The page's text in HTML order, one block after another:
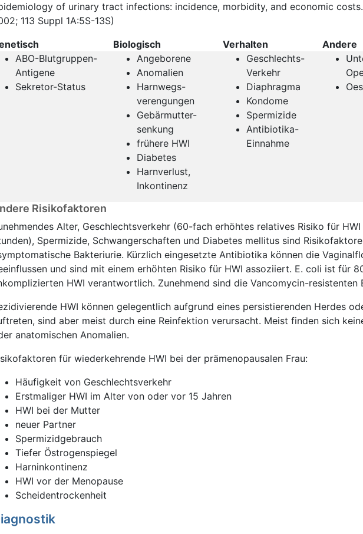
of urinary tract infections: incidence, morbidity, and economic
113 Suppl 1A:5S-13S)
Biologisch Verhalten
Andere
ABO-Blutgruppen-
Antigene
Sekretor-Status
Angeborene
Anomalien
Harnwegs-
verengungen
Gebärmutter-
senkung
frühere HWI
Diabetes
Harnverlust,
Inkontinenz
Geschlechts-
Verkehr
Diaphragma
Kondome
Spermizide
Antibiotika-
Einnahme
Risikofaktoren
Alter, Geschlechtsverkehr (60-fach erhöhtes relatives Risiko für
Spermizide, Schwangerschaften und Diabetes mellitus sind
Bakteriurie. Kürzlich eingesetzte Antibiotika können die
und sind mit einem erhöhten Risiko für HWI assoziiert. E. coli ist für
HWI verantwortlich. Zunehmend sind die Vancomycin-resistenten
HWI können gelegentlich aufgrund eines persistierenden Herdes
sind aber meist durch eine Reinfektion verursacht. Meist finden sich
anatomischen Anomalien.
für wiederkehrende HWI bei der prämenopausalen Frau:
Häufigkeit von Geschlechtsverkehr
Erstmaliger HWI im Alter von oder vor 15 Jahren
HWI bei der Mutter
neuer Partner
Spermizidgebrauch
Tiefer Östrogenspiegel
Harninkontinenz
HWI vor der Menopause
Scheidentrockenheit